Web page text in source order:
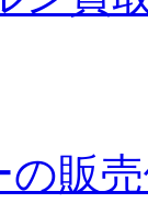
販